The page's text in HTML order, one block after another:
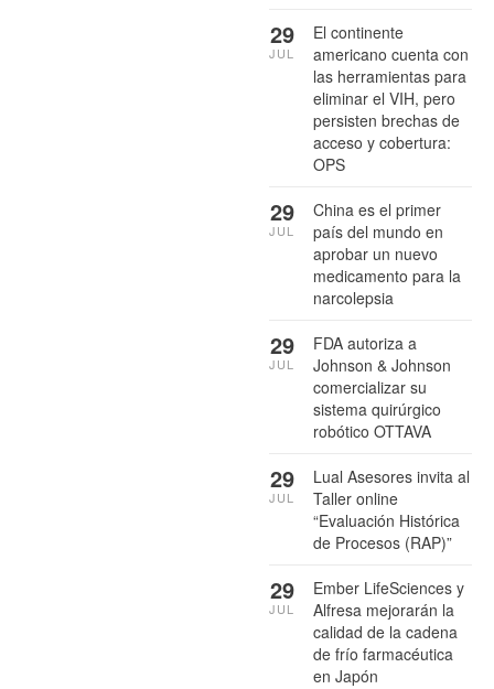
El continente
americano cuenta con
las herramientas para
eliminar el VIH, pero
persisten brechas de
acceso y cobertura:
OPS
29
JUL
China es el primer
país del mundo en
aprobar un nuevo
medicamento para la
narcolepsia
29
JUL
FDA autoriza a
Johnson & Johnson
comercializar su
sistema quirúrgico
robótico OTTAVA
29
JUL
Lual Asesores invita al
Taller online
“Evaluación Histórica
de Procesos (RAP)”
29
JUL
Ember LifeSciences y
Alfresa mejorarán la
calidad de la cadena
de frío farmacéutica
en Japón
29
JUL